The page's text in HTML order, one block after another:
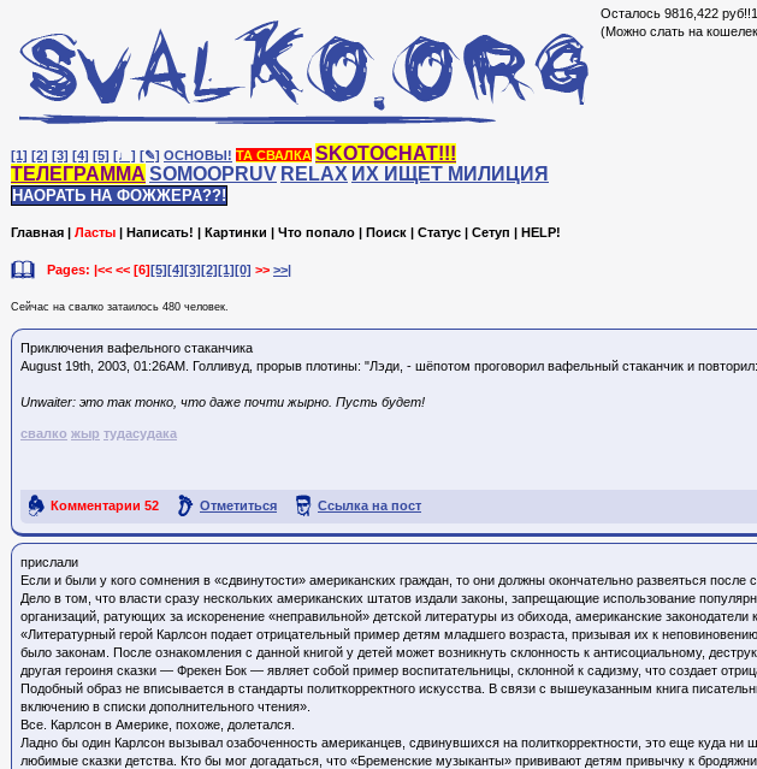
[1] [2] [3] [4] [5] [♩] [✎] ОСНОВЫ! ТА СВАЛКА SKOTOCHAT!!!
ТЕЛЕГРАММА SOMOOPRUV RELAX ИХ ИЩЕТ МИЛИЦИЯ
НАОРАТЬ НА ФОЖЖЕРА??!
Осталось 9816,422
(Можно слать на
Главная | Ласты | Написать! | Картинки | Что попало | Поиск | Статус | Сетуп | HELP!
Pages: |<< << [6][5][4][3][2][1][0] >> >>|
Сейчас на cвалко затаилось 480 человек.
Приключения вафельного стаканчика
August 19th, 2003, 01:26AM. Голливуд, прорыв плотины: "Лэди, - шёпотом проговорил вафельный стаканчик и
Unwaiter: это так тонко, что даже почти жырно. Пусть будет!
свалко жыр тудасудака
Комментарии 52 Отметиться Ссылка на пост
прислали
Если и были у кого сомнения в «сдвинутости» американских граждан, то они должны окончательно развеяться
Дело в том, что власти сразу нескольких американских штатов издали законы, запрещающие использование
организаций, ратующих за искоренение «неправильной» детской литературы из обихода, американские законодатели
«Литературный герой Карлсон подает отрицательный пример детям младшего возраста, призывая их к
было законам. После ознакомления с данной книгой у детей может возникнуть склонность к антисоциальному,
другая героиня сказки — Фрекен Бок — являет собой пример воспитательницы, склонной к садизму, что создает
Подобный образ не вписывается в стандарты политкорректного искусства. В связи с вышеуказанным книга
включению в списки дополнительного чтения».
Все. Карлсон в Америке, похоже, долетался.
Ладно бы один Карлсон вызывал озабоченность американцев, сдвинувшихся на политкорректности, это еще куда
любимые сказки детства. Кто бы мог догадаться, что «Бременские музыканты» прививают детям привычку к